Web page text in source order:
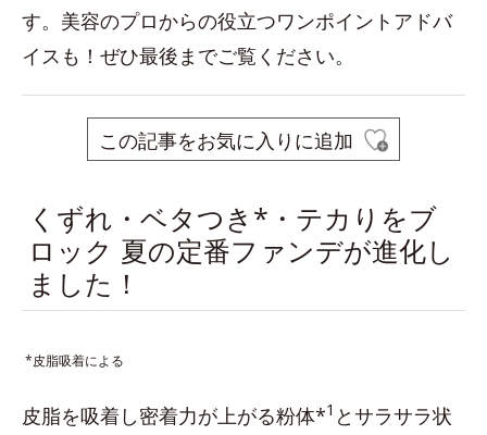
す。美容のプロからの役立つワンポイントアドバ
イスも！ぜひ最後までご覧ください。
この記事をお気に入りに追加
くずれ・ベタつき*・テカりをブ
ロック 夏の定番ファンデが進化し
ました！
*皮脂吸着による
皮脂を吸着し密着力が上がる粉体*1 とサラサラ状